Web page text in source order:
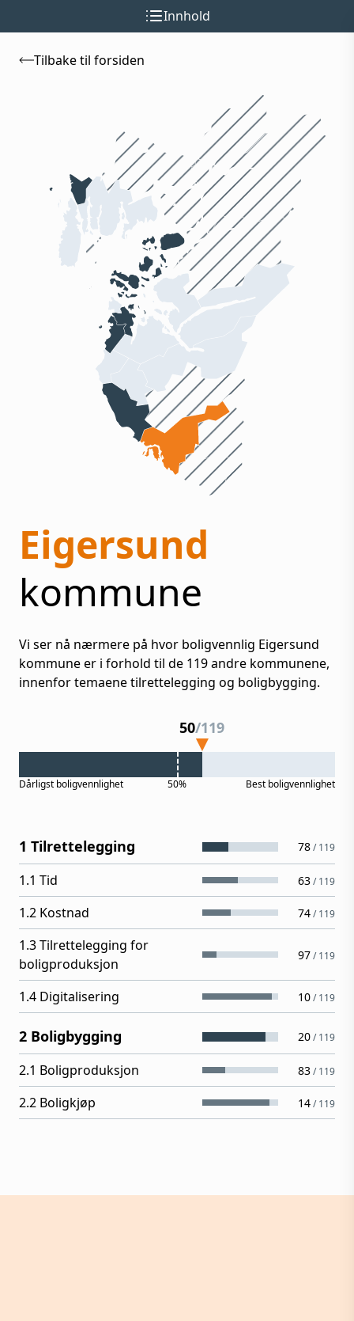
Tilbake til forsiden
Eigersund
kommune
Vi ser nå nærmere på hvor boligvennlig Eigersund
kommune er i forhold til de 119andre kommunene,
innenfor temaene tilrettelegging og boligbygging.
50/119
Dårligst boligvennlighet 50% Best boligvennlighet
1 Tilrettelegging 78/119
1.1 Tid 63/119
1.2 Kostnad 74/119
1.3 Tilrettelegging for
boligproduksjon
97/119
1.4 Digitalisering 10/119
2 Boligbygging 20/119
2.1 Boligproduksjon 83/119
2.2 Boligkjøp 14/119
Innhold